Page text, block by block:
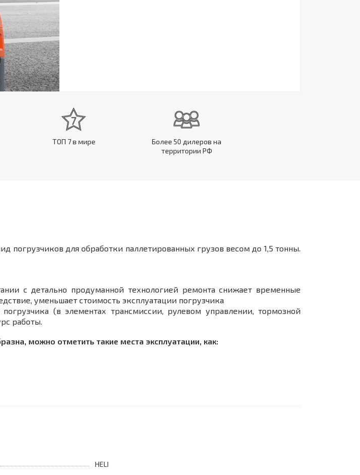
ТОП 7 в мире
Более 50 дилеров на
территории РФ
погрузчиков для обработки паллетированных грузов весом до 1,5 тонны.
с детально продуманной технологией ремонта снижает временные
уменьшает стоимость эксплуатации погрузчика
(в элементах трансмиссии, рулевом управлении, тормозной
работы.
можно отметить такие места эксплуатации, как:
HELI